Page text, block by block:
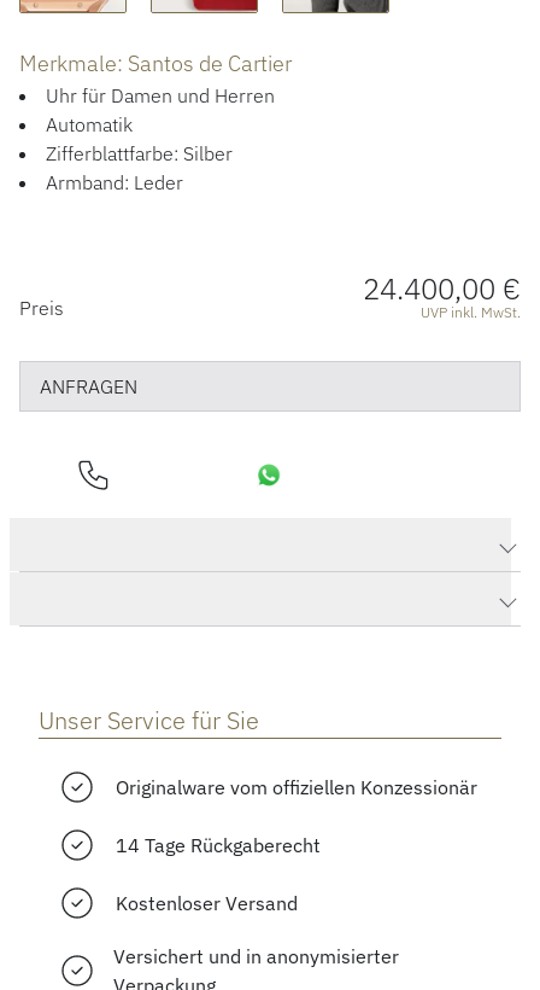
Merkmale: Santos de Cartier
Uhr für Damen und Herren
Automatik
Zifferblattfarbe: Silber
Armband: Leder
PREISINFORMATIONEN
Preis 24.400,00 €
UVP inkl. MwSt.
ANFRAGEN
Unser Service für Sie
Originalware vom offiziellen Konzessionär
14 Tage Rückgaberecht
Kostenloser Versand
Versichert und in anonymisierter
Verpackung